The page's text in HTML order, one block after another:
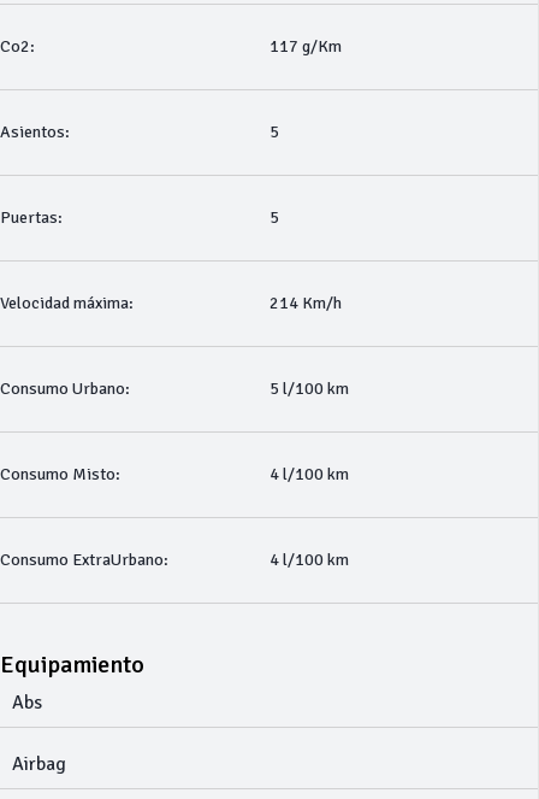
Co2: 117 g/Km
Asientos: 5
Puertas: 5
Velocidad máxima: 214 Km/h
Consumo Urbano: 5 l/100 km
Consumo Misto: 4 l/100 km
Consumo ExtraUrbano: 4 l/100 km
Equipamiento
Abs
Airbag